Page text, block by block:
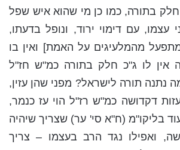
חלק בתורה, כמו כן מי שהוא איש שפל
עצמו, עם דימוי ירוד, ונופל בדעתו,
מהמלעיגים על האמת] ואין בו
אין לו ג"כ חלק בתורה כמ"ש חז"ל
נתנה תורה לישראל? מפני שהן עזין,
דקדושה כמ"ש רז"ל הוי עז כנמר,
בליקו"מ (ח"א סי' ער) שצריך שיהיה
ואפילו נגד הרב בעצמו – צריך